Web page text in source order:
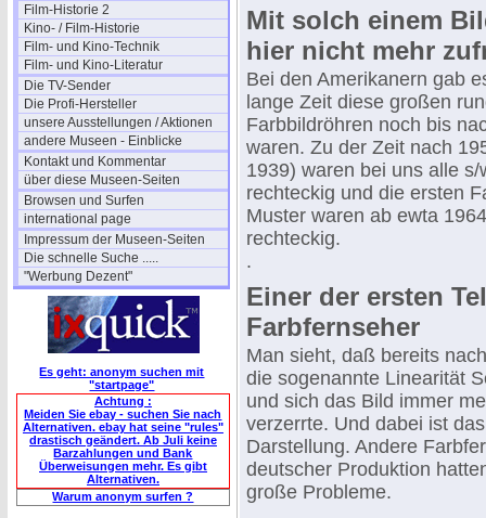
Film-Historie 2
Kino- / Film-Historie
Film- und Kino-Technik
Film- und Kino-Literatur
Die TV-Sender
Die Profi-Hersteller
unsere Ausstellungen / Aktionen
andere Museen - Einblicke
Kontakt und Kommentar
über diese Museen-Seiten
Browsen und Surfen
international page
Impressum der Museen-Seiten
Die schnelle Suche .....
"Werbung Dezent"
Es geht: anonym suchen mit
"startpage"
Achtung :
Meiden Sie ebay - suchen Sie nach
Alternativen. ebay hat seine "rules"
drastisch geändert. Ab Juli keine
Barzahlungen und Bank
Überweisungen mehr. Es gibt
Alternativen.
Warum anonym surfen ?
Mit solch einem
hier nicht mehr
Bei den Amerikanern gab
lange Zeit diese großen
Farbbildröhren noch bis
waren. Zu der Zeit nach
1939) waren bei uns alle s/
rechteckig und die ersten
Muster waren ab ewta
rechteckig.
.
Einer der ersten
Farbfernseher
Man sieht, daß bereits
die sogenannte Linearität
und sich das Bild immer
verzerrte. Und dabei ist
Darstellung. Andere
deutscher Produktion
große Probleme.